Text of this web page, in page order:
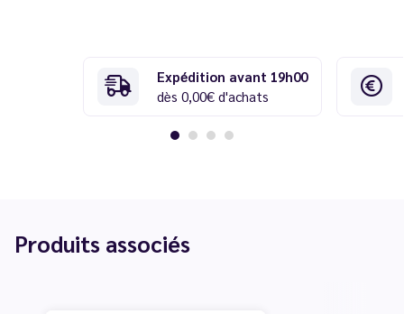
Expédition avant 19h00
dès 0,00€ d'achats
Produits associés